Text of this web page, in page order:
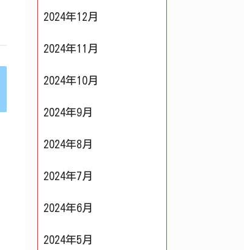
2024年12月
2024年11月
2024年10月
2024年9月
2024年8月
2024年7月
2024年6月
2024年5月